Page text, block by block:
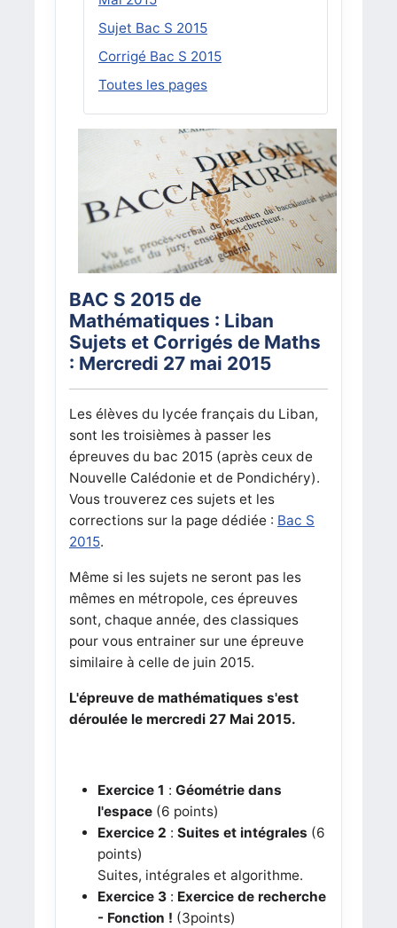
Sujet Bac S 2015
Corrigé Bac S 2015
Toutes les pages
BAC S 2015 de
Mathématiques : Liban
Sujets et Corrigés de Maths
: Mercredi 27 mai 2015
Les élèves du lycée français du Liban,
sont les troisièmes à passer les
épreuves du bac 2015 (après ceux de
Nouvelle Calédonie et de Pondichéry).
Vous trouverez ces sujets et les
corrections sur la page dédiée : Bac S
2015.
Même si les sujets ne seront pas les
mêmes en métropole, ces épreuves
sont, chaque année, des classiques
pour vous entrainer sur une épreuve
similaire à celle de juin 2015.
L'épreuve de mathématiques s'est
déroulée le mercredi 27 Mai 2015.
Exercice 1 : Géométrie dans
l'espace(6 points)
Exercice 2 : Suites et intégrales (6
points)
Suites, intégrales et algorithme.
Exercice 3: Exercice de recherche
- Fonction ! (3points)